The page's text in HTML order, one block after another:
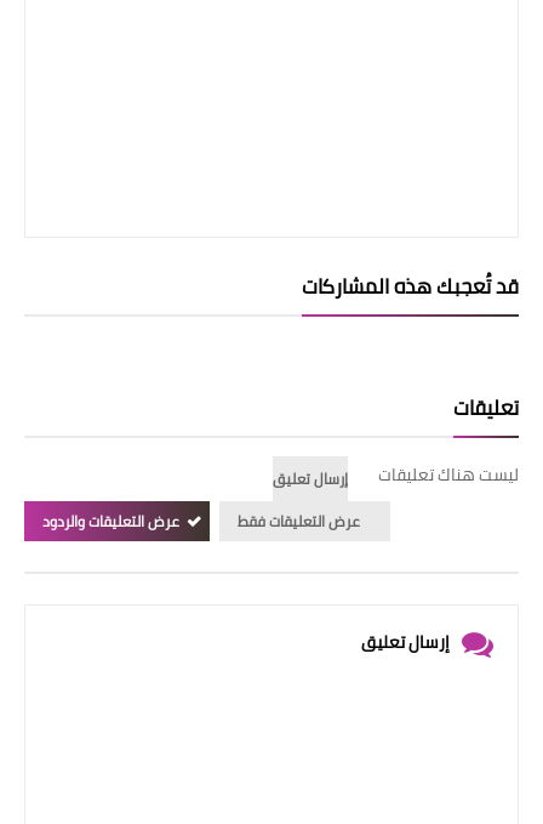
قد تُعجبك هذه المشاركات
تعليقات
ليست هناك تعليقات
إرسال تعليق
عرض التعليقات فقط
عرض التعليقات والردود
إرسال تعليق